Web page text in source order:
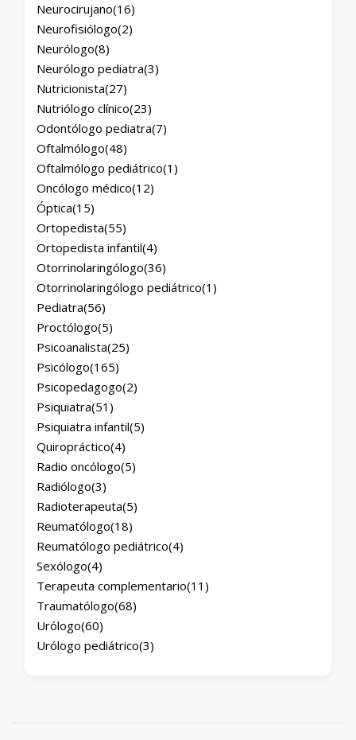
Neurocirujano(16)
Neurofisiólogo(2)
Neurólogo(8)
Neurólogo pediatra(3)
Nutricionista(27)
Nutriólogo clínico(23)
Odontólogo pediatra(7)
Oftalmólogo(48)
Oftalmólogo pediátrico(1)
Oncólogo médico(12)
Óptica(15)
Ortopedista(55)
Ortopedista infantil(4)
Otorrinolaringólogo(36)
Otorrinolaringólogo pediátrico(1)
Pediatra(56)
Proctólogo(5)
Psicoanalista(25)
Psicólogo(165)
Psicopedagogo(2)
Psiquiatra(51)
Psiquiatra infantil(5)
Quiropráctico(4)
Radio oncólogo(5)
Radiólogo(3)
Radioterapeuta(5)
Reumatólogo(18)
Reumatólogo pediátrico(4)
Sexólogo(4)
Terapeuta complementario(11)
Traumatólogo(68)
Urólogo(60)
Urólogo pediátrico(3)